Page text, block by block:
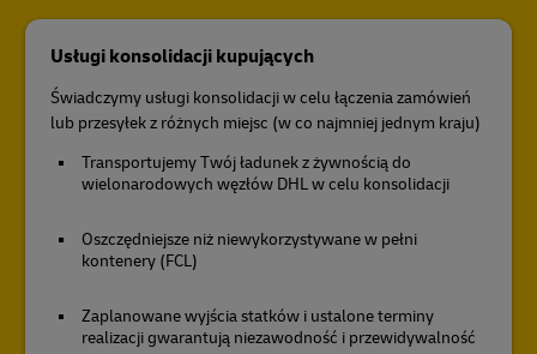
Usługi konsolidacji kupujących
Świadczymy usługi konsolidacji w celu łączenia zamówień
lub przesyłek z różnych miejsc (w co najmniej jednym kraju)
Transportujemy Twój ładunek z żywnością do
wielonarodowych węzłów DHL w celu konsolidacji
Oszczędniejsze niż niewykorzystywane w pełni
kontenery (FCL)
Zaplanowane wyjścia statków i ustalone terminy
realizacji gwarantują niezawodność i przewidywalność